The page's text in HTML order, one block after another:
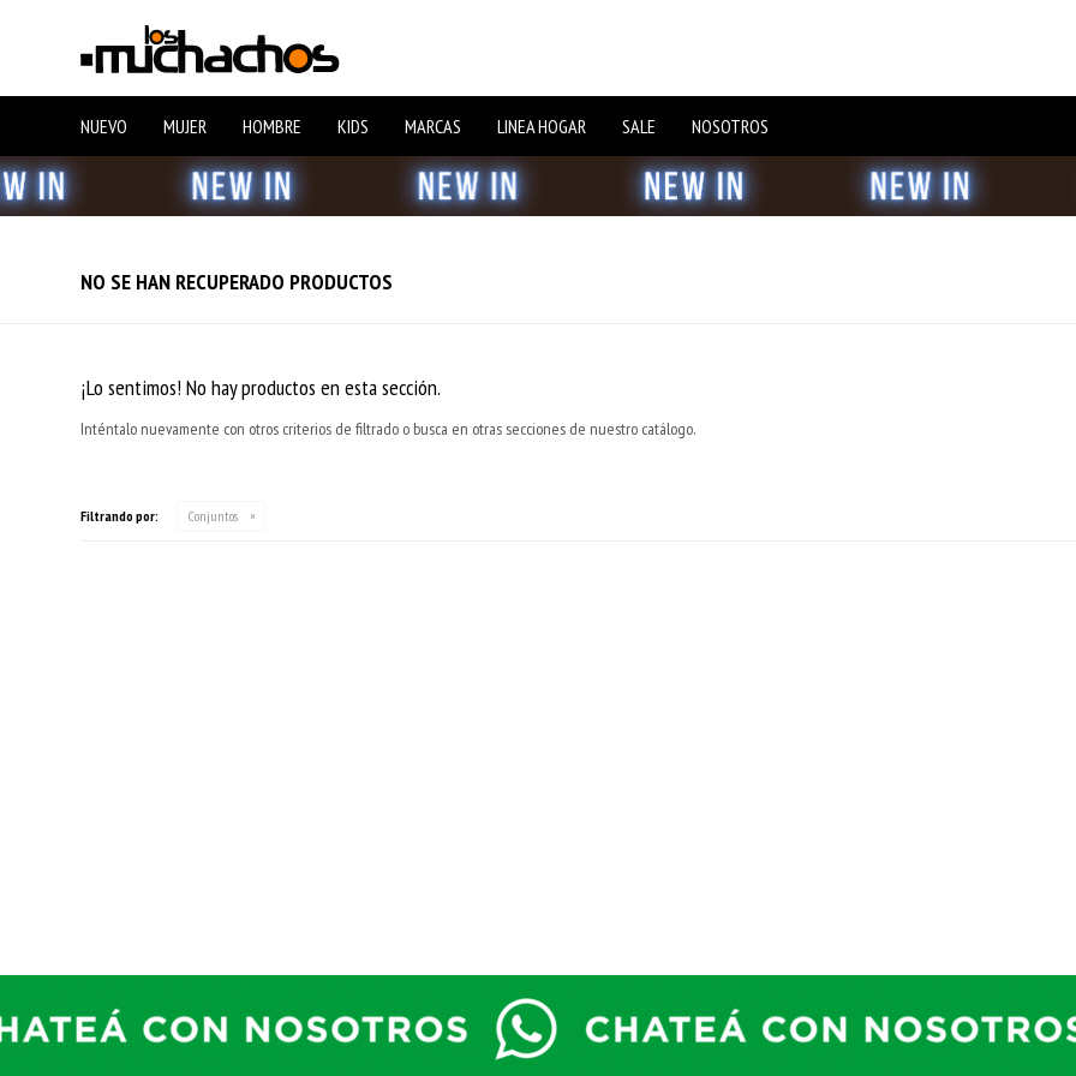
NUEVO MUJER HOMBRE KIDS MARCAS LINEA HOGAR SALE NOSOTROS
NO SE HAN RECUPERADO PRODUCTOS
¡Lo sentimos! No hay productos en esta sección.
Inténtalo nuevamente con otros criterios de filtrado o busca en otras secciones de nuestro catálogo.
Filtrando por: Conjuntos